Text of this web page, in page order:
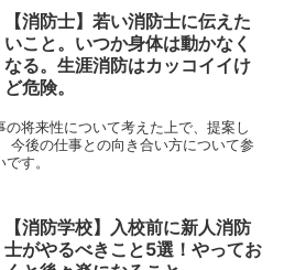
【消防士】若い消防士に伝えた
いこと。いつか身体は動かなく
なる。生涯消防はカッコイイけ
ど危険。
将来性について考えた上で、提案し
今後の仕事との向き合い方について参
す。
【消防学校】入校前に新人消防
士がやるべきこと5選！やってお